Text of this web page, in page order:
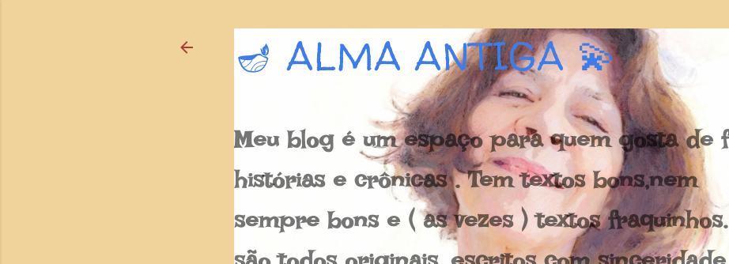
🪔 ALMA ANTIGA 💫
Meu blog é um espaço para quem gosta de
histórias e crônicas . Tem textos bons,nem
sempre bons e ( as vezes ) textos